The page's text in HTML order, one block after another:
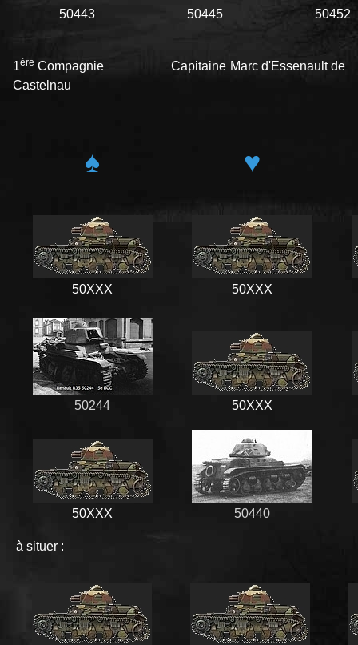
50443 50445 50452
1ère Compagnie Capitaine Marc d'Essenault de
Castelnau
♠ ♥
50XXX 50XXX
50244 50XXX
50XXX 50440
à situer :